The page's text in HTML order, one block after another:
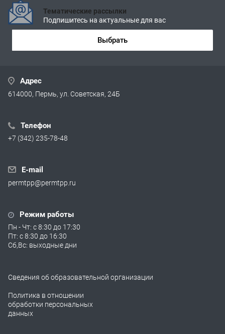
Тематические рассылки
Подпишитесь на актуальные для вас
Выбрать
Адрес
614000, Пермь, ул. Советская, 24Б
Телефон
+7 (342) 235-78-48
E-mail
permtpp@permtpp.ru
Режим работы
Пн - Чт: с 8:30 до 17:30
Пт: с 8:30 до 16:30
Сб,Вс: выходные дни
Сведения об образовательной организации
Политика в отношении
обработки персональных
данных